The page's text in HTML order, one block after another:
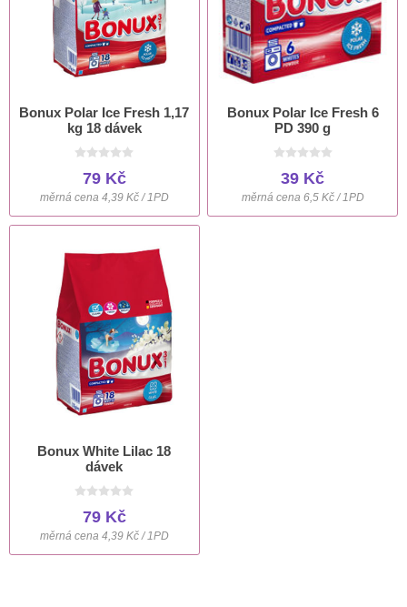
Bonux Polar Ice Fresh 1,17
kg 18 dávek
79 Kč
měrná cena 4,39 Kč / 1PD
Bonux Polar Ice Fresh 6
PD 390 g
39 Kč
měrná cena 6,5 Kč / 1PD
Bonux White Lilac 18
dávek
79 Kč
měrná cena 4,39 Kč / 1PD